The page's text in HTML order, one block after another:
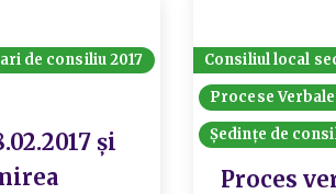
de consiliu 2017
și
Consiliul local
Procese
Ședințe de
Proces